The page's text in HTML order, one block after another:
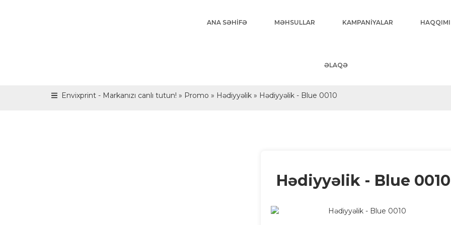
ANA SƏHİFƏ MƏHSULLAR KAMPANİYALAR
ƏLAQƏ
Envixprint - Markanızı canlı tutun! » Promo » Hədiyyəlik » Hədiyyəlik - Blue 0010
Hədiyyəlik - Blue 0010